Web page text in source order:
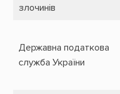
злочинів
Державна податкова
служба України